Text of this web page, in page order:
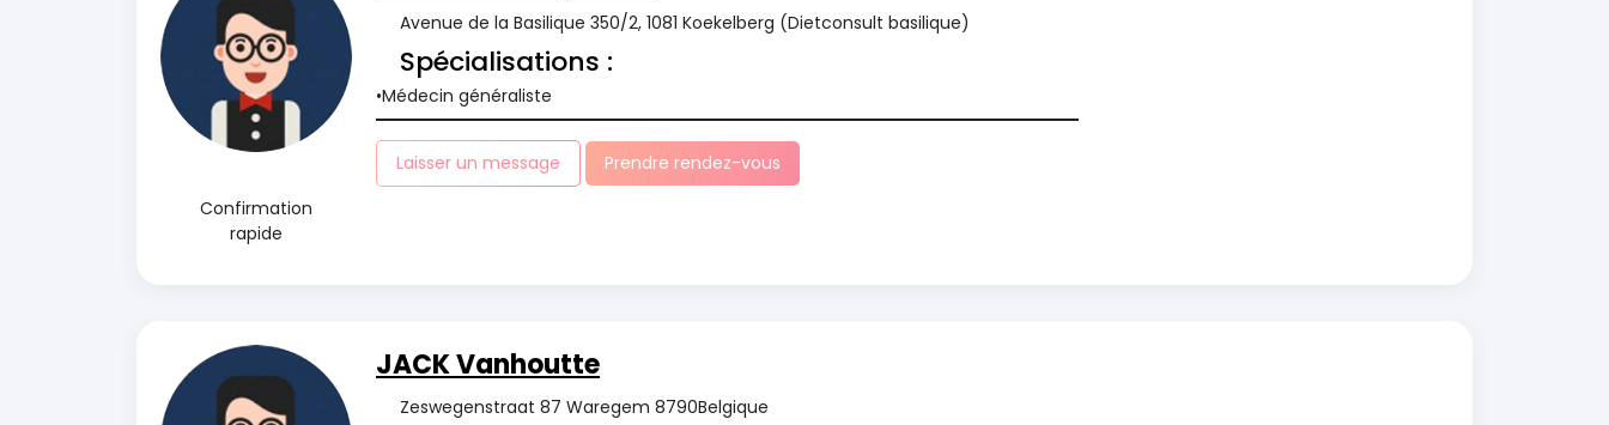
Confirmation
rapide
Avenue de la Basilique 350/2, 1081 Koekelberg (Dietconsult basilique)
Spécialisations :
Médecin généraliste
Laisser un message Prendre rendez-vous
JACK Vanhoutte
Zeswegenstraat 87 Waregem 8790Belgique